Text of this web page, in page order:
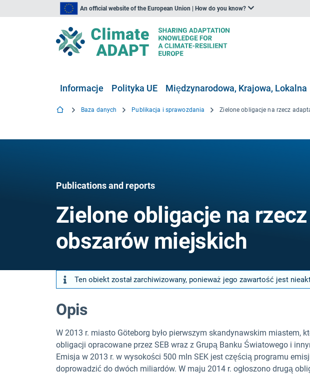
An official website of the European Union | How do you know?
Informacje Polityka UE Międzynarodowa, Krajowa, Lokalna
Baza danych Publikacja i sprawozdania
Publications and reports
Zielone obligacje na
obszarów miejskich
Ten obiekt został zarchiwizowany, ponieważ jego zawartość jest
Opis
W 2013 r. miasto Göteborg było pierwszym skandynawskim miastem,
obligacji opracowane przez SEB wraz z Grupą Banku Światowego i
Emisja w 2013 r. w wysokości 500 mln SEK jest częścią programu
doprowadzić do dwóch miliardów. W maju 2014 r. ogłoszono drugą